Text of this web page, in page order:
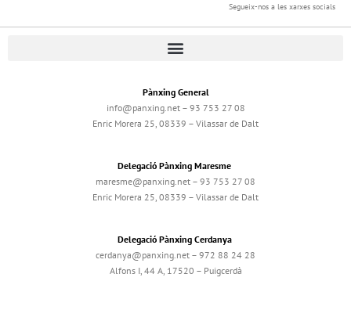
Segueix-nos a les xarxes socials
Pànxing General
info@panxing.net – 93 753 27 08
Enric Morera 25, 08339 – Vilassar de Dalt
Delegació Pànxing Maresme
maresme@panxing.net – 93 753 27 08
Enric Morera 25, 08339 – Vilassar de Dalt
Delegació Pànxing Cerdanya
cerdanya@panxing.net – 972 88 24 28
Alfons I, 44 A, 17520 – Puigcerdà